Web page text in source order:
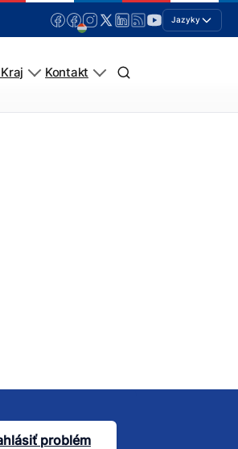
Jazyky
Kontakt
problém